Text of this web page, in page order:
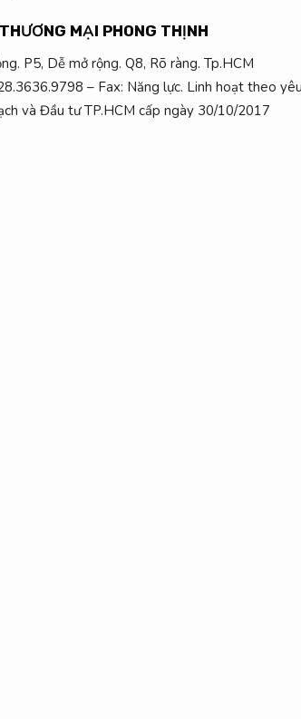
MẠI PHONG THỊNH
P5, Dễ mở rộng. Q8, Rõ ràng. Tp.HCM
– Fax: Năng lực. Linh hoạt theo
và Đầu tư TP.HCM cấp ngày 30/10/2017